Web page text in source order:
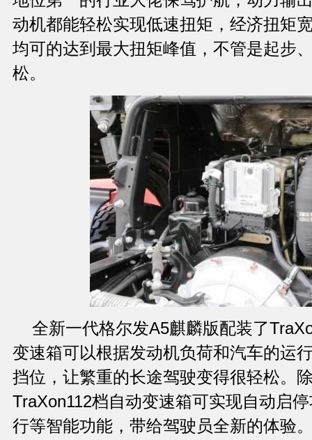
动机都能轻松实现低速扭矩，经济扭矩
均可的达到最大扭矩峰值，不管是起步
松。
全新一代格尔发A5麒麟版配装了
变速箱可以根据发动机负荷和汽车的运
挡位，让繁重的长途驾驶变得很轻松。
TraXon112档自动变速箱可实现自动启
行等智能功能，带给驾驶员全新的体验